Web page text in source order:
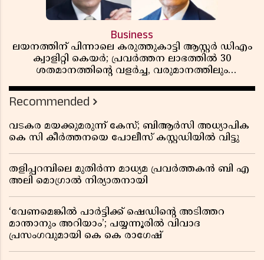
Business
ലയനത്തിന് പിന്നാലെ കരുത്തുകാട്ടി ആസ്റ്റർ ഡിഎം
ക്വാളിറ്റി കെയർ; പ്രവർത്തന ലാഭത്തിൽ 30
ശതമാനത്തിൻ്റെ വളർച്ച, വരുമാനത്തിലും
റിപ്പോർട്ട് പുറത്ത്
Recommended
വടകര മയക്കുമരുന്ന് കേസ്; ബിആർസി അധ്യാപിക
കെ സി കീർത്തനയെ പോലീസ് കസ്റ്റഡിയിൽ വിട്ടു
തളിപ്പറമ്പിലെ മുതിർന്ന മാധ്യമ പ്രവർത്തകൻ ബി എ
അലി മൊഗ്രാൽ നിര്യാതനായി
‘വേണമെങ്കിൽ പാർട്ടിക്ക് ഷെഡിൻ്റെ അടിത്തറ
മാന്താനും അറിയാം’; പയ്യന്നൂരിൽ വിവാദ
പ്രസംഗവുമായി കെ കെ രാഗേഷ്